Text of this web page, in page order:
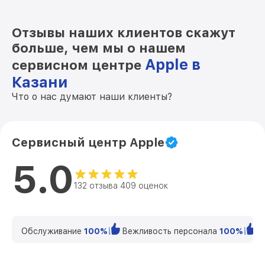
Отзывы наших клиентов скажут
больше, чем мы о нашем
сервисном центре Apple в
Казани
Что о нас думают наши клиенты?
Сервисный центр Apple
5.0 132 отзыва 409 оценок
Обслуживание 100% Вежливость персонала 100%